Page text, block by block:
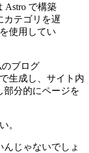
Astro で構築
カテゴリを遅
使用してい
ブログ
生成し、サイト内
部分的にページを
。
んじゃないでしょ